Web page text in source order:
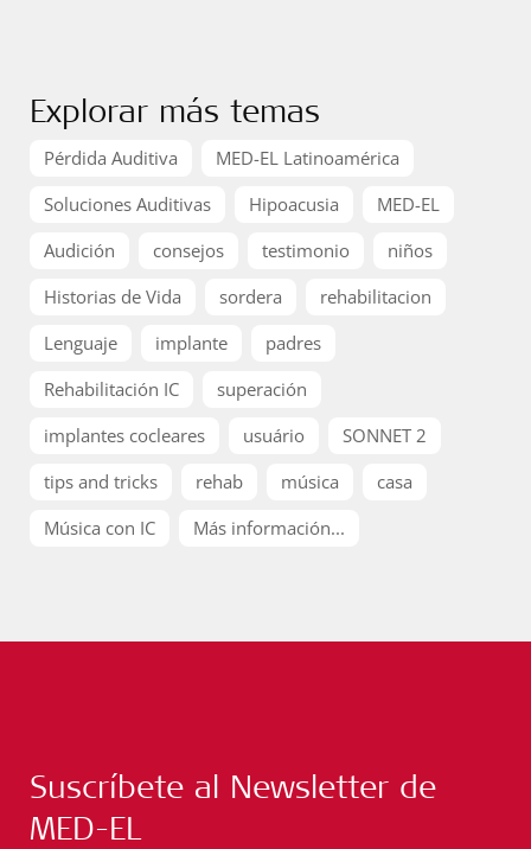
Explorar más temas
Pérdida Auditiva
MED-EL Latinoamérica
Soluciones Auditivas
Hipoacusia
MED-EL
Audición
consejos testimonio
niños
Historias de Vida
sordera
rehabilitacion
Lenguaje
implante
padres
Rehabilitación IC
superación
implantes cocleares
usuário
SONNET 2
tips and tricks
rehab música
casa
Música con IC
Más información...
Suscríbete al Newsletter de
MED-EL